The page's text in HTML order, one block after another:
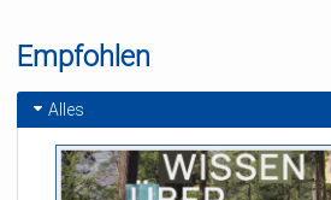
Empfohlen
Alles